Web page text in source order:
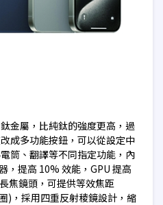
金屬，比純鈦的強度更高，過
成多功能按鈕，可以從設定中
筒、翻譯等不同指定功能，內
，提高 10% 效能，GPU 提高
焦鏡頭，可提供等效焦距
)，採用四重反射稜鏡設計，縮